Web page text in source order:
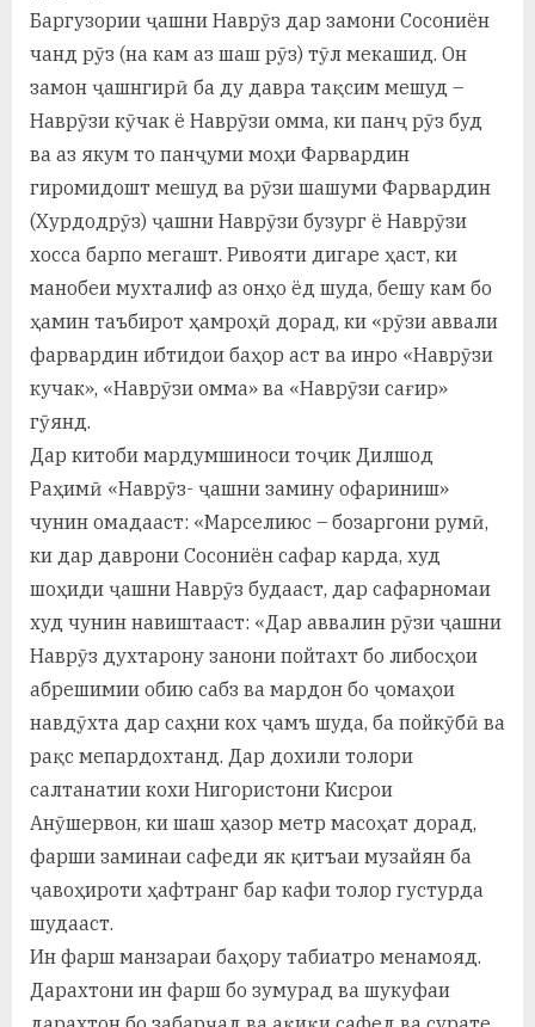
Баргузории ҷашни Наврӯз дар замони Сосониён
чанд рӯз (на кам аз шаш рӯз) тӯл мекашид. Он
замон ҷашнгирӣ ба ду давра тақсим мешуд –
Наврӯзи кӯчак ё Наврӯзи омма, ки панҷ рӯз буд
ва аз якум то панҷуми моҳи Фарвардин
гиромидошт мешуд ва рӯзи шашуми Фарвардин
(Хурдодрӯз) ҷашни Наврӯзи бузург ё Наврӯзи
хосса барпо мегашт. Ривояти дигаре ҳаст, ки
манобеи мухталиф аз онҳо ёд шуда, бешу кам бо
ҳамин таъбирот ҳамроҳӣ дорад, ки «рӯзи аввали
фарвардин ибтидои баҳор аст ва инро «Наврӯзи
кучак», «Наврӯзи омма» ва «Наврӯзи сағир»
гӯянд.
Дар китоби мардумшиноси тоҷик Дилшод
Раҳимӣ «Наврӯз- ҷашни замину офариниш»
чунин омадааст: «Марселиюс – бозаргони румӣ,
ки дар даврони Сосониён сафар карда, худ
шоҳиди ҷашни Наврӯз будааст, дар сафарномаи
худ чунин навиштааст: «Дар аввалин рӯзи ҷашни
Наврӯз духтарону занони пойтахт бо либосҳои
абрешимии обию сабз ва мардон бо ҷомаҳои
навдӯхта дар саҳни кох ҷамъ шуда, ба пойкӯбӣ ва
рақс мепардохтанд. Дар дохили толори
салтанатии кохи Нигористони Кисрои
Анӯшервон, ки шаш ҳазор метр масоҳат дорад,
фарши заминаи сафеди як қитъаи музайян ба
ҷавоҳироти ҳафтранг бар кафи толор густурда
шудааст.
Ин фарш манзараи баҳору табиатро менамояд.
Дарахтони ин фарш бо зумурад ва шукуфаи